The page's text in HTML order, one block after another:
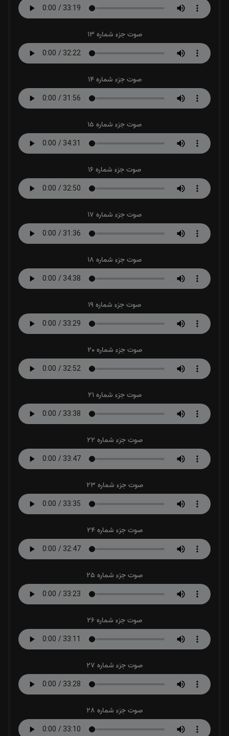
صوت جزء شماره 13
صوت جزء شماره 14
صوت جزء شماره 15
صوت جزء شماره 16
صوت جزء شماره 17
صوت جزء شماره 18
صوت جزء شماره 19
صوت جزء شماره 20
صوت جزء شماره 21
صوت جزء شماره 22
صوت جزء شماره 23
صوت جزء شماره 24
صوت جزء شماره 25
صوت جزء شماره 26
صوت جزء شماره 27
صوت جزء شماره 28